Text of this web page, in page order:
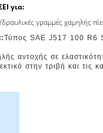
για:
γραμμές χαμηλής
Τύπος SAE J517 100 R6
αντοχής σε
στην τριβή και τις